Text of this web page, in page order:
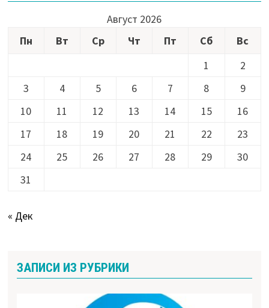
Август 2026
Пн
Вт Ср Чт Пт Сб
Вс
1
2
3
4 5 6 7 8
9
10
11 12 13 14 15
16
17
18 19 20 21 22
23
24
25 26 27 28 29
30
31
« Дек
ЗАПИСИ ИЗ РУБРИКИ